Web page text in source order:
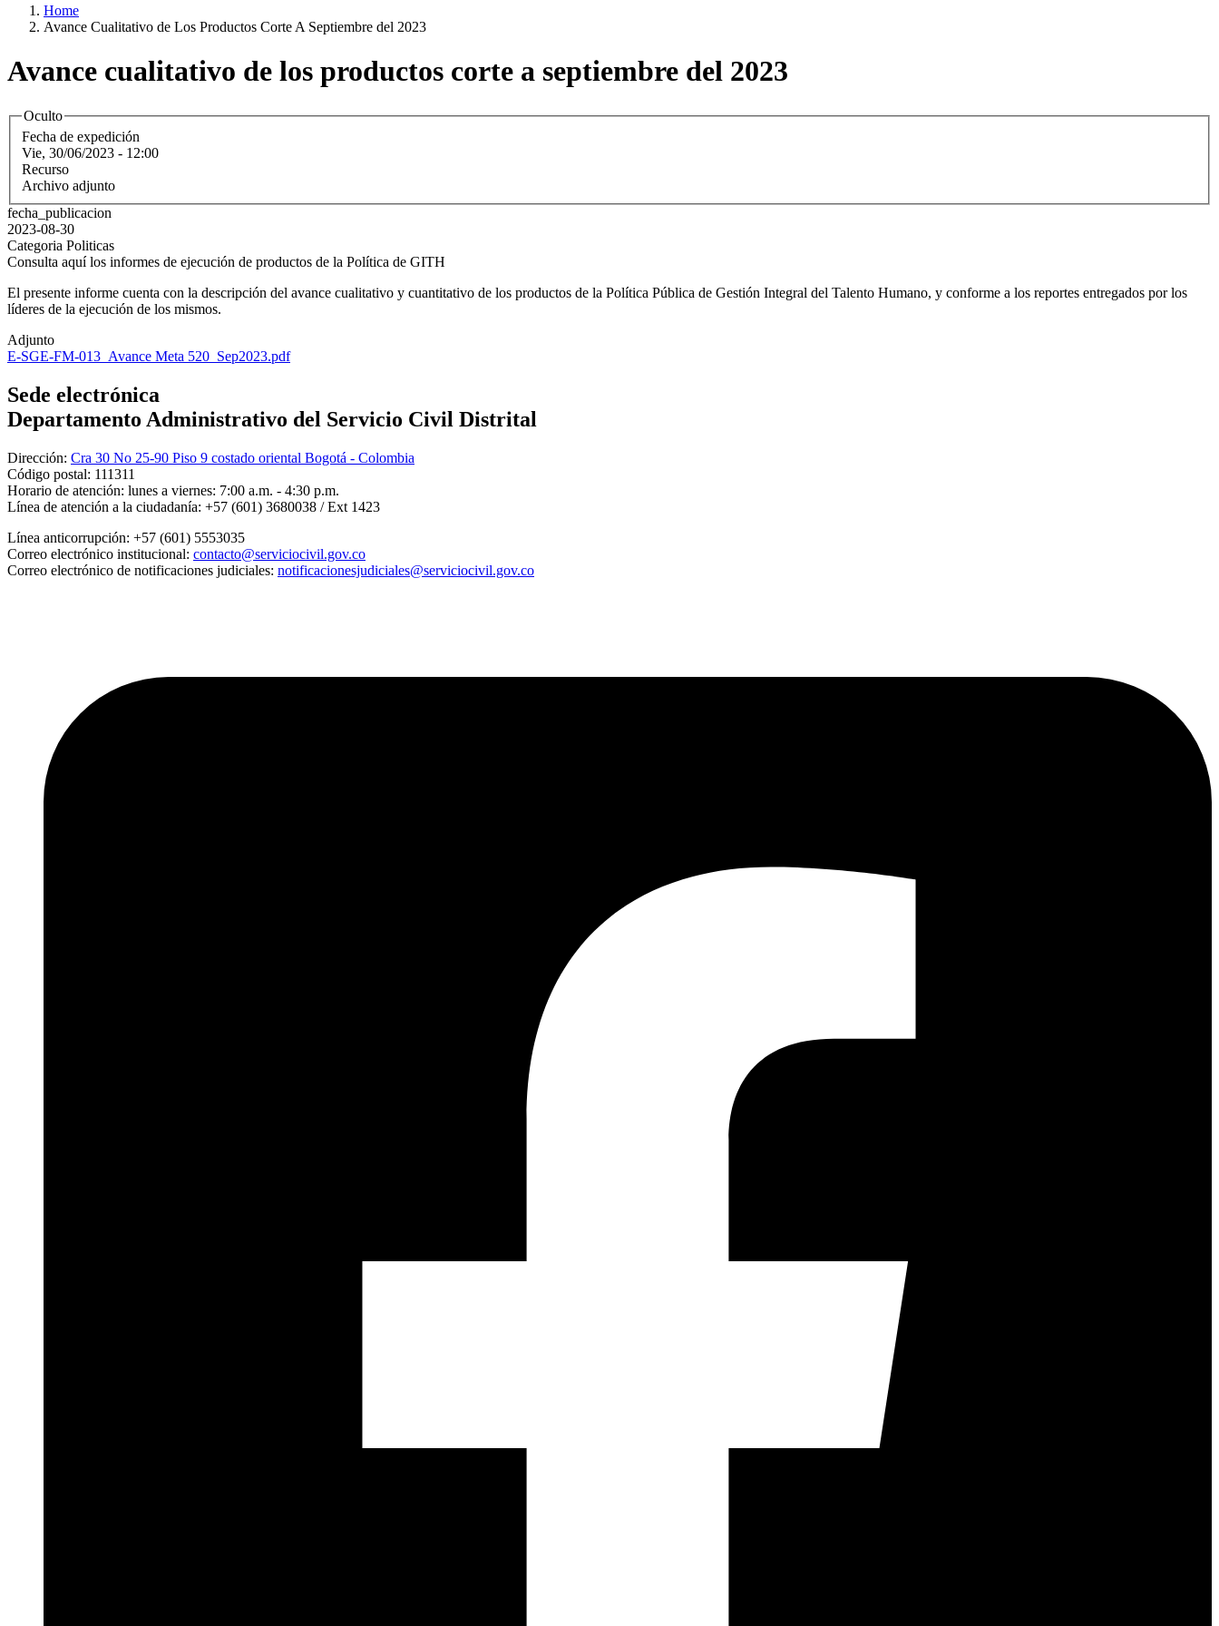
Home
Avance Cualitativo de Los Productos Corte A Septiembre del 2023
Avance cualitativo de los productos corte a septiembre del 2023
Oculto
Fecha de expedición
Vie, 30/06/2023 - 12:00
Recurso
Archivo adjunto
fecha_publicacion
2023-08-30
Categoria Politicas
Consulta aquí los informes de ejecución de productos de la Política de GITH
El presente informe cuenta con la descripción del avance cualitativo y cuantitativo de los productos de la Política Pública de Gestión Integral del Talento Humano, y conforme a los reportes entregados por los
líderes de la ejecución de los mismos.
Adjunto
E-SGE-FM-013_Avance Meta 520_Sep2023.pdf
Sede electrónica
Departamento Administrativo del Servicio Civil Distrital
Dirección: Cra 30 No 25-90 Piso 9 costado oriental Bogotá - Colombia
Código postal: 111311
Horario de atención: lunes a viernes: 7:00 a.m. - 4:30 p.m.
Línea de atención a la ciudadanía: +57 (601) 3680038 / Ext 1423
Línea anticorrupción: +57 (601) 5553035
Correo electrónico institucional: contacto@serviciocivil.gov.co
Correo electrónico de notificaciones judiciales: notificacionesjudiciales@serviciocivil.gov.co